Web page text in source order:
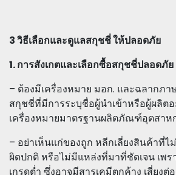
3 วิธีเลือกและดูแลสกุชชี่ ให้ปลอดภัย
1. การสังเกตและเลือกซื้อสกุชชี่ปลอดภัย
– ต้องมีเครื่องหมาย มอก. และฉลากภา
สกุชชี่ที่มีการระบุชื่อผู้นำเข้าหรือผู้ผลิตอ
เครื่องหมายมาตรฐานผลิตภัณฑ์อุตสาห
– อย่าเห็นแก่ของถูก หลีกเลี่ยงสินค้าที่
ผิดปกติ หรือไม่มีแหล่งที่มาที่ชัดเจน เพ
เกรดต่ำ ซึ่งอาจมีสารเคมีตกค้าง เสี่ยงต่